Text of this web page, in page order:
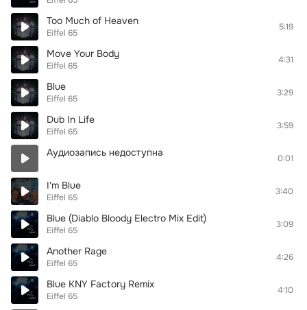
Too Much of Heaven
Eiffel 65
5:19
Move Your Body
Eiffel 65
4:31
Blue
Eiffel 65
3:29
Dub In Life
Eiffel 65
3:59
Аудиозапись недоступна 0:01
I'm Blue
Eiffel 65
3:40
Blue (Diablo Bloody Electro Mix Edit)
Eiffel 65
3:09
Another Rage
Eiffel 65
4:26
Blue KNY Factory Remix
Eiffel 65
4:10